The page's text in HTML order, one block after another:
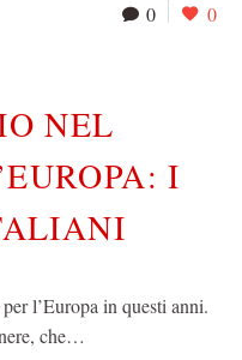
0 0
NEL
I
l’Europa in questi anni.
che…